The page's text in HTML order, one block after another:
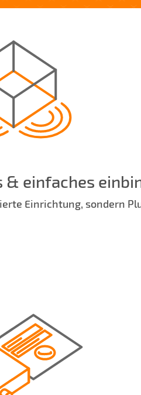
& einfaches
Einrichtung, sondern